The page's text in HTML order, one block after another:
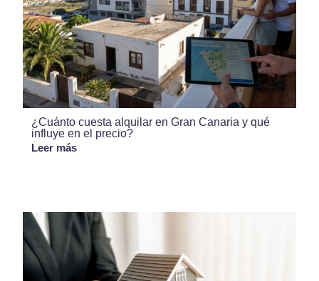
¿Cuánto cuesta alquilar en Gran Canaria y qué
influye en el precio?
Leer más